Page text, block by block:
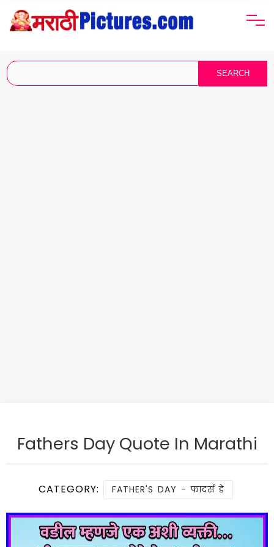
Fathers Day Quote In Marathi
CATEGORY: FATHER'S DAY - फादर्स डे